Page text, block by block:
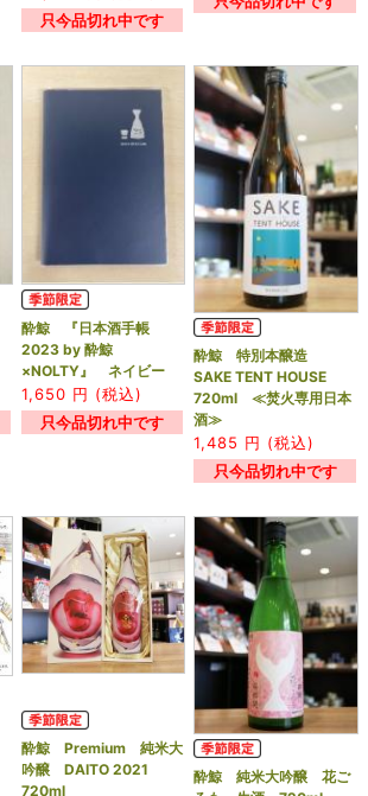
只今品切れ中です
酔鯨 『日本酒手帳
2023 by 酔鯨
×NOLTY』 ネイビー
1,650 円 (税込)
只今品切れ中です
酔鯨 特別本醸造
SAKE TENT HOUSE
720ml ≪焚火専用日本
酒≫
1,485 円 (税込)
只今品切れ中です
酔鯨 Premium 純米大
吟醸 DAITO 2021
720ml
酔鯨 純米大吟醸 花ご